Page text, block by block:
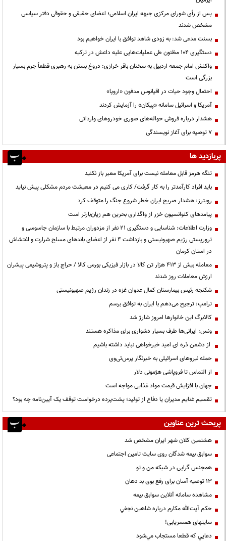
پس از رأی شورای مرکزی جبهه ایران اسلامی؛ اعضای حقیقی و حقوقی دفتر سیاسی
مشخص شدند
بسنت مدعی شد: به زودی شاهد توافق با ایران خواهیم بود
دستگیری ۱۰۴ مظنون طی عملیات‌هایی علیه داعش در ترکیه
واکنش امام جمعه اردبیل به سخنان باقر خرازی: دروغ بستن به رهبری قطعاً جرم بسیار
بزرگی است
احتمال وجود حیات در اقیانوس مدفون «اروپا»
آمریکا و اسرائیل سامانه «پیکان» را آزمایش کردند
هشدار درباره فروش حواله‌های صوری خودروهای وارداتی
۷ توصیه برای آغاز نویسندگی
پربازدید ها
تنگه هرمز قابل معامله نیست برای آمریکا معبر باز نکنید
باید افراد کارآمدتر را به کار گرفت/ کاری می کنیم در معیشت مردم مشکلی پیش نیاید
رویترز: هشدار صریح ایران خطر شروع جنگ را متوقف کرد
پیامدهای کنوانسیون خزر از واگذاری بحرین هم زیان‌بارتر است
وزارت اطلاعات: شناسایی و دستگیری ۲۱ نفر از مزدوران مرتبط با سازمان جاسوسی و
تروریستی رژیم صهیونیستی و بازداشت ۴ نفر از اعضای باندهای مسلح شرارت و اغتشاش
در استان کرمان
معامله بیش از ۴۱۳ هزار تن کالا در بازار فیزیکی بورس کالا / حراج باز و پتروشیمی پیشران
ارزش معاملات روز شدند
شکنجه رئیس بیمارستان کمال عدوان غزه در زندان رژیم صهیونیستی
ترامپ: ترجیح می‌دهم با ایران به توافق برسم
کالابرگ این خانوارها امروز شارژ شد
ونس: ایرانی‌ها طرف بسیار دشواری برای مذاکره هستند
از دشمن ذره ای امید خیرخواهی نباید داشته باشیم
حمله نیروهای اسرائیلی به خبرنگار پرس‌تی‌وی
از التماس تا فروپاشی هژمونی دلار
جهان با افزایش قیمت مواد غذایی مواجه است
تقسیم غنایم مدیران یا دفاع از تولید؛ پشت‌پرده درخواست توقف یک آیین‌نامه چه بود؟
پربحث ترین عناوین
هشتمین کلان شهر ایران مشخص شد
سوابق بیمه شدگان روی سایت تامین اجتماعی
همجنس گرایی در شبکه من و تو
13 توصیه آسان برای رفع بوی بد دهان
مشاهده سامانه آنلاين سوابق بیمه
حكم آيت‌الله مكارم درباره شاهين نجفي
سایتهای همسریابی!
دعايي كه قطعا مستجاب مي‌شود